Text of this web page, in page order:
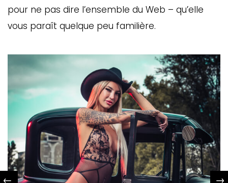
pour ne pas dire l’ensemble du Web – qu’elle
vous paraît quelque peu familière.